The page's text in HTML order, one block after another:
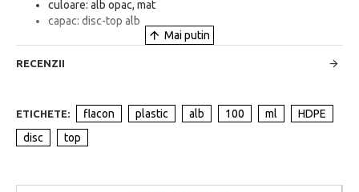
culoare: alb opac, mat
capac: disc-top alb
RECENZII
ETICHETE: flacon plastic alb 100 ml
HDPE
disc
top